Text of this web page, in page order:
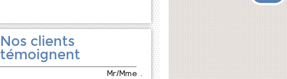
Nos clients
témoignent
Mr/Mme .